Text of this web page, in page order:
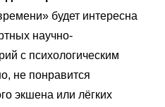
будет интересна
научно-
с психологическим
не понравится
экшена или лёгких